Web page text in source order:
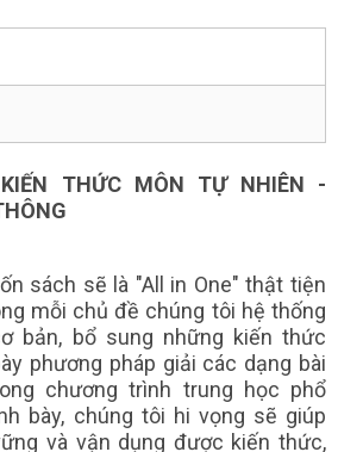
THỨC MÔN TỰ NHIÊN -
sách sẽ là "All in One" thật tiện
mỗi chủ đề chúng tôi hệ thống
bản, bổ sung những kiến thức
phương pháp giải các dạng bài
chương trình trung học phổ
bày, chúng tôi hi vọng sẽ giúp
và vận dụng được kiến thức,